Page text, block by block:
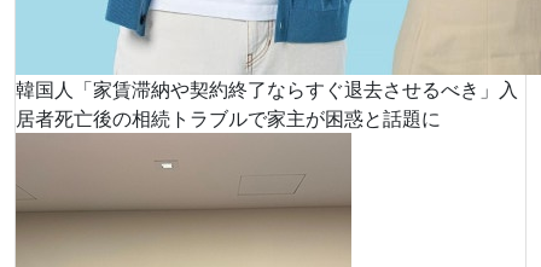
韓国人「家賃滞納や契約終了ならすぐ退去させるべき」入
居者死亡後の相続トラブルで家主が困惑と話題に